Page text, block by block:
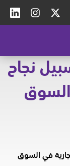
نجاح
السوق
في السوق